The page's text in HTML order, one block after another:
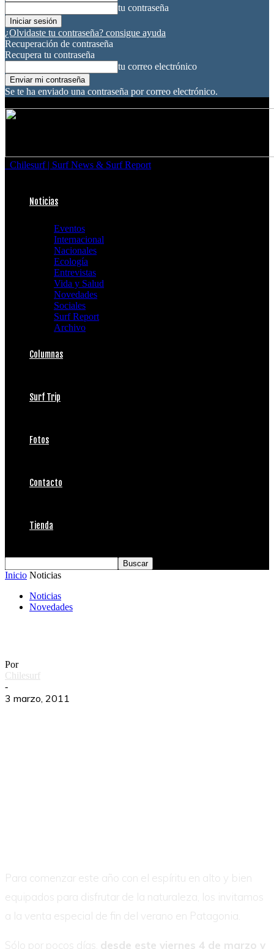
tu contraseña
¿Olvidaste tu contraseña? consigue ayuda
Recuperación de contraseña
Recupera tu contraseña
tu correo electrónico
Se te ha enviado una contraseña por correo electrónico.
Chilesurf | Surf News & Surf Report
Noticias
Eventos
Internacional
Nacionales
Ecología
Entrevistas
Vida y Salud
Novedades
Sociales
Surf Report
Archivo
Columnas
Surf Trip
Fotos
Contacto
Tienda
Inicio Noticias
Noticias
Novedades
Por
Chilesurf
-
3 marzo, 2011
Para comenzar este año con el espíritu en alto y bien
equipados para disfrutar de la naturaleza, los invitamos
a la venta especial de fin del verano en Patagonia.
Sólo por pocos días, desde este viernes 4 de marzo y